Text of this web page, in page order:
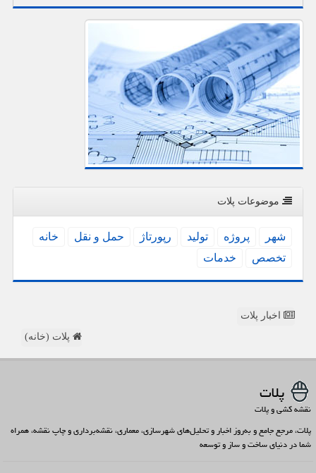
موضوعات پلات
شهر پروژه تولید رپورتاژ حمل و نقل
خانه
تخصص
خدمات
اخبار پلات
پلات (خانه)
پلات
نقشه کشی و پلات
پلات، مرجع جامع و به‌روز اخبار و تحلیل‌های شهرسازی، معماری، نقشه‌برداری و چاپ نقشه، همراه
شما در دنیای ساخت و ساز و توسعه